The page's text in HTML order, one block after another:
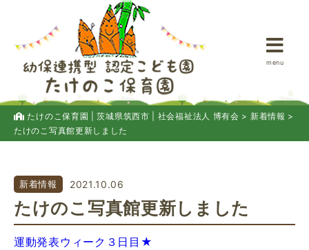
menu
たけのこ保育園 | 茨城県筑西市 | 社会福祉法人 博有会 > 新着情報 >
たけのこ写真館更新しました
新着情報 2021.10.06
たけのこ写真館更新しました
運動発表ウィーク３日目★